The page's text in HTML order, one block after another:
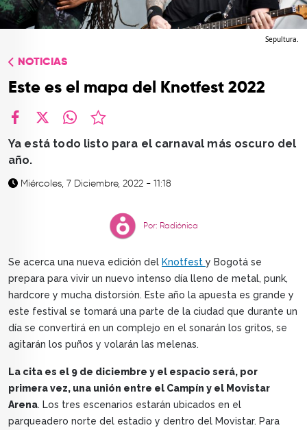
TOP
CONTACTO
Sepultura.
NOTICIAS
Este es el mapa del Knotfest 2022
Ya está todo listo para el carnaval más oscuro del
año.
Miércoles, 7 Diciembre, 2022 - 11:18
Por: Radiónica
Se acerca una nueva edición del Knotfest y Bogotá se
prepara para vivir un nuevo intenso día lleno de metal, punk,
hardcore y mucha distorsión. Este año la apuesta es grande y
este festival se tomará una parte de la ciudad que durante un
día se convertirá en un complejo en el sonarán los gritos, se
agitarán los puños y volarán las melenas.
La cita es el 9 de diciembre y el espacio será, por
primera vez, una unión entre el Campín y el Movistar
Arena. Los tres escenarios estarán ubicados en el
parqueadero norte del estadio y dentro del Movistar. Para